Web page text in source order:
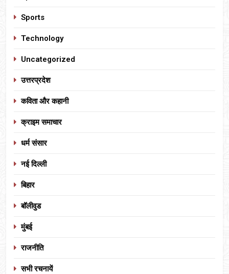
Sports
Technology
Uncategorized
उत्तरप्रदेश
कविता और कहानी
क्राइम समाचार
धर्म संसार
नई दिल्ली
बिहार
बॉलीवुड
मुंबई
राजनीति
सभी रचनायें